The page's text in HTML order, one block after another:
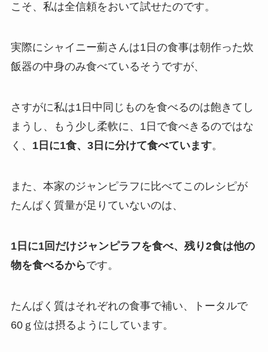
こそ、私は全信頼をおいて試せたのです。
実際にシャイニー薊さんは1日の食事は朝作った炊
飯器の中身のみ食べているそうですが、
さすがに私は1日中同じものを食べるのは飽きてし
まうし、もう少し柔軟に、1日で食べきるのではな
く、 1日に1食、3日に分けて食べています。
また、本家のジャンピラフに比べてこのレシピが
たんぱく質量が足りていないのは、
1日に1回だけジャンピラフを食べ、残り2食は他の
物を食べるからです。
たんぱく質はそれぞれの食事で補い、トータルで
60ｇ位は摂るようにしています。